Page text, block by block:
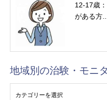
12-17歳
がある方...
地域別の治験・モニ